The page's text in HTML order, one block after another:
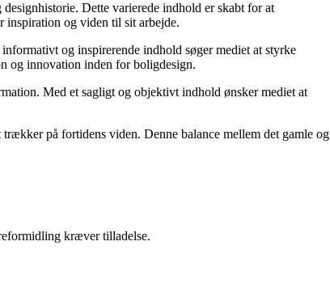
Dette varierede indhold er skabt for at
inspiration og viden til sit arbejde.
og inspirerende indhold søger mediet at styrke
og innovation inden for boligdesign.
Med et sagligt og objektivt indhold ønsker mediet at
på fortidens viden. Denne balance mellem det gamle og
kræver tilladelse.